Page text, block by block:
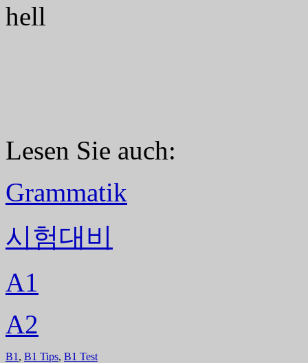
hell
Lesen Sie auch:
Grammatik
시험대비
A1
A2
B1 , B1 Tips, B1 Test